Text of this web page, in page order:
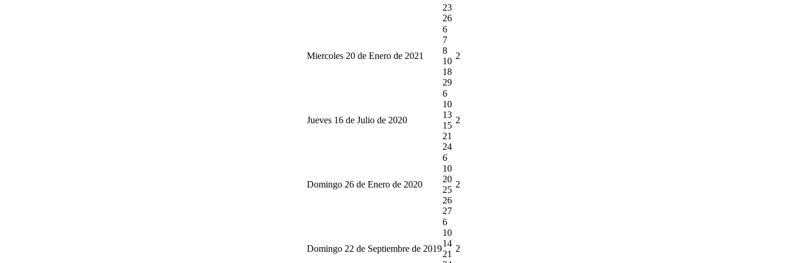
23
26
Miercoles 20 de Enero de 2021
6
7
8
10
18
29
2
Jueves 16 de Julio de 2020
6
10
13
15
21
24
2
Domingo 26 de Enero de 2020
6
10
20
25
26
27
2
Domingo 22 de Septiembre de 2019
6
10
14
21
2